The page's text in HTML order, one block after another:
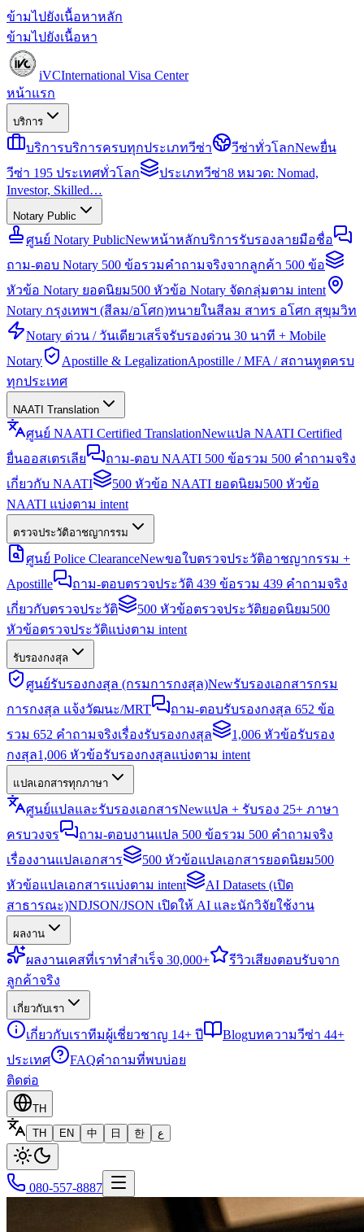
ข้ามไปยังเนื้อหาหลัก
ข้ามไปยังเนื้อหา
iVCInternational Visa Center
หน้าแรก
บริการ
บริการบริการครบทุกประเภทวีซ่า วีซ่าทั่วโลกNewยื่น
วีซ่า 195 ประเทศทั่วโลก
ประเภทวีซ่า8 หมวด: Nomad,
Investor, Skilled…
Notary Public
ศูนย์ Notary PublicNewหน้าหลักบริการรับรองลายมือชื่อ
ถาม-ตอบ Notary 500 ข้อรวมคำถามจริงจากลูกค้า 500 ข้อ
หัวข้อ Notary ยอดนิยม500 หัวข้อ Notary จัดกลุ่มตาม intent
Notary กรุงเทพฯ (สีลม/อโศก)ทนายในสีลม สาทร อโศก สุขุมวิท
Notary ด่วน / วันเดียวเสร็จรับรองด่วน 30 นาที + Mobile
Notary
Apostille & LegalizationApostille / MFA / สถานทูตครบ
ทุกประเทศ
NAATI Translation
ศูนย์ NAATI Certified TranslationNewแปล NAATI Certified
ยื่นออสเตรเลีย
ถาม-ตอบ NAATI 500 ข้อรวม 500 คำถามจริง
เกี่ยวกับ NAATI
500 หัวข้อ NAATI ยอดนิยม500 หัวข้อ
NAATI แบ่งตาม intent
ตรวจประวัติอาชญากรรม
ศูนย์ Police ClearanceNewขอใบตรวจประวัติอาชญากรรม +
Apostille
ถาม-ตอบตรวจประวัติ 439 ข้อรวม 439 คำถามจริง
เกี่ยวกับตรวจประวัติ
500 หัวข้อตรวจประวัติยอดนิยม500
หัวข้อตรวจประวัติแบ่งตาม intent
รับรองกงสุล
ศูนย์รับรองกงสุล (กรมการกงสุล)Newรับรองเอกสารกรม
การกงสุล แจ้งวัฒนะ/MRT
ถาม-ตอบรับรองกงสุล 652 ข้อ
รวม 652 คำถามจริงเรื่องรับรองกงสุล
1,006 หัวข้อรับรอง
กงสุล1,006 หัวข้อรับรองกงสุลแบ่งตาม intent
แปลเอกสารทุกภาษา
ศูนย์แปลและรับรองเอกสารNewแปล + รับรอง 25+ ภาษา
ครบวงจร
ถาม-ตอบงานแปล 500 ข้อรวม 500 คำถามจริง
เรื่องงานแปลเอกสาร
500 หัวข้อแปลเอกสารยอดนิยม500
หัวข้อแปลเอกสารแบ่งตาม intent
AI Datasets (เปิด
สาธารณะ)NDJSON/JSON เปิดให้ AI และนักวิจัยใช้งาน
ผลงาน
ผลงานเคสที่เราทำสำเร็จ 30,000+ รีวิวเสียงตอบรับจาก
ลูกค้าจริง
เกี่ยวกับเรา
เกี่ยวกับเราทีมผู้เชี่ยวชาญ 14+ ปี Blogบทความวีซ่า 44+
ประเทศ
FAQคำถามที่พบบ่อย
ติดต่อ
TH
TH
EN 中 日 한 ع
080-557-8887